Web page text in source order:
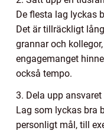
De flesta lag lyckas
Det är tillräckligt
grannar och
engagemanget
också tempo.
3. Dela upp ansvaret
Lag som lyckas bra
personligt mål, till